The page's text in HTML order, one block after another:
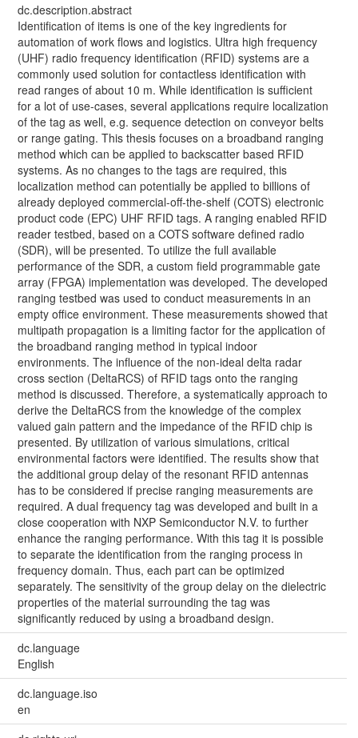
dc.description.abstract
Identification of items is one of the key ingredients for
automation of work flows and logistics. Ultra high frequency
(UHF) radio frequency identification (RFID) systems are a
commonly used solution for contactless identification with
read ranges of about 10 m. While identification is sufficient
for a lot of use-cases, several applications require localization
of the tag as well, e.g. sequence detection on conveyor belts
or range gating. This thesis focuses on a broadband ranging
method which can be applied to backscatter based RFID
systems. As no changes to the tags are required, this
localization method can potentially be applied to billions of
already deployed commercial-off-the-shelf (COTS) electronic
product code (EPC) UHF RFID tags. A ranging enabled RFID
reader testbed, based on a COTS software defined radio
(SDR), will be presented. To utilize the full available
performance of the SDR, a custom field programmable gate
array (FPGA) implementation was developed. The developed
ranging testbed was used to conduct measurements in an
empty office environment. These measurements showed that
multipath propagation is a limiting factor for the application of
the broadband ranging method in typical indoor
environments. The influence of the non-ideal delta radar
cross section (DeltaRCS) of RFID tags onto the ranging
method is discussed. Therefore, a systematically approach to
derive the DeltaRCS from the knowledge of the complex
valued gain pattern and the impedance of the RFID chip is
presented. By utilization of various simulations, critical
environmental factors were identified. The results show that
the additional group delay of the resonant RFID antennas
has to be considered if precise ranging measurements are
required. A dual frequency tag was developed and built in a
close cooperation with NXP Semiconductor N.V. to further
enhance the ranging performance. With this tag it is possible
to separate the identification from the ranging process in
frequency domain. Thus, each part can be optimized
separately. The sensitivity of the group delay on the dielectric
properties of the material surrounding the tag was
significantly reduced by using a broadband design.
dc.language
English
dc.language.iso
en